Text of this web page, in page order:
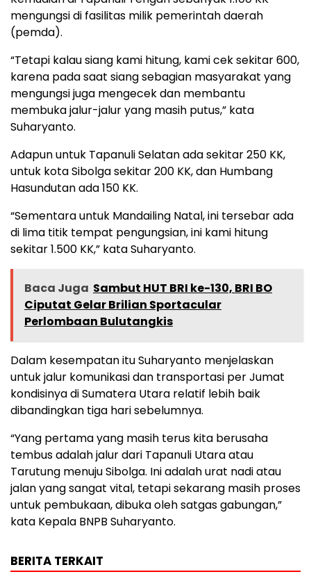
mengungsi di fasilitas milik pemerintah daerah
(pemda).
“Tetapi kalau siang kami hitung, kami cek sekitar 600,
karena pada saat siang sebagian masyarakat yang
mengungsi juga mengecek dan membantu
membuka jalur-jalur yang masih putus,” kata
Suharyanto.
Adapun untuk Tapanuli Selatan ada sekitar 250 KK,
untuk kota Sibolga sekitar 200 KK, dan Humbang
Hasundutan ada 150 KK.
“Sementara untuk Mandailing Natal, ini tersebar ada
di lima titik tempat pengungsian, ini kami hitung
sekitar 1.500 KK,” kata Suharyanto.
Baca Juga Sambut HUT BRI ke-130, BRI BO
Ciputat Gelar Brilian Sportacular
Perlombaan Bulutangkis
Dalam kesempatan itu Suharyanto menjelaskan
untuk jalur komunikasi dan transportasi per Jumat
kondisinya di Sumatera Utara relatif lebih baik
dibandingkan tiga hari sebelumnya.
“Yang pertama yang masih terus kita berusaha
tembus adalah jalur dari Tapanuli Utara atau
Tarutung menuju Sibolga. Ini adalah urat nadi atau
jalan yang sangat vital, tetapi sekarang masih proses
untuk pembukaan, dibuka oleh satgas gabungan,”
kata Kepala BNPB Suharyanto.
BERITA TERKAIT